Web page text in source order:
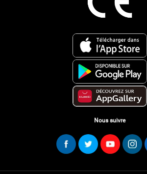
Nous suivre